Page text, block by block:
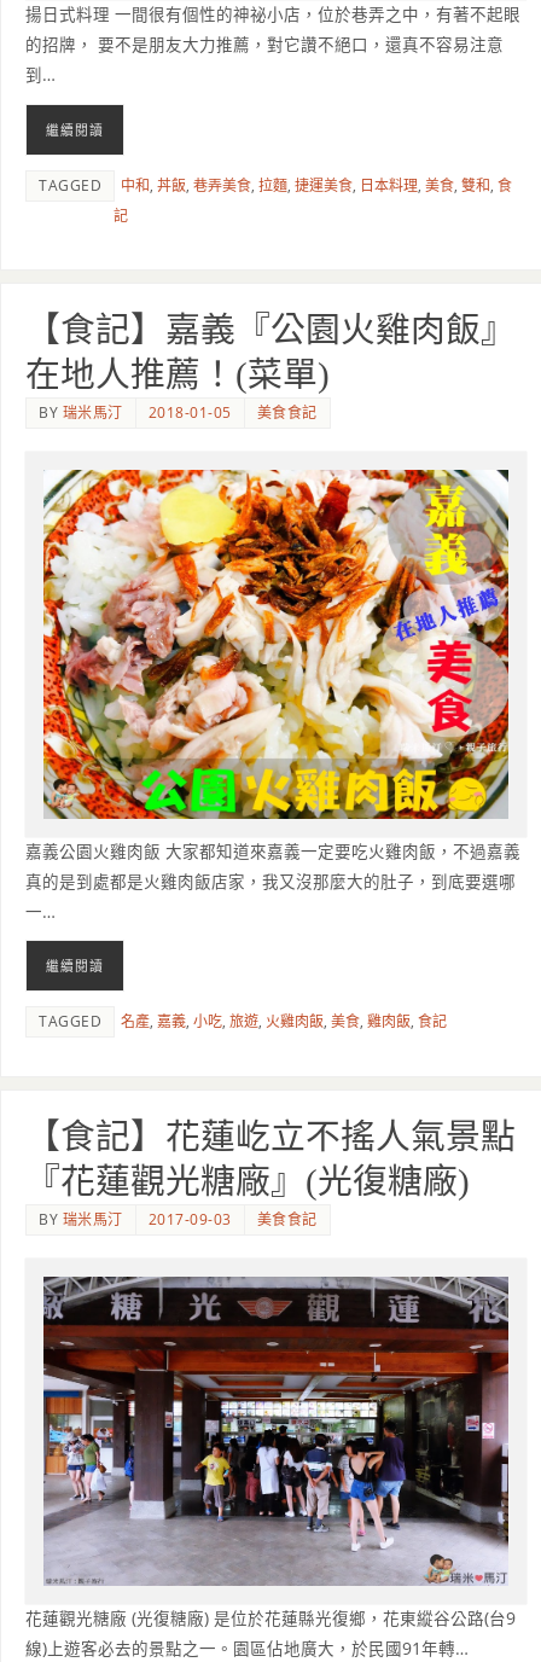
揚日式料理 一間很有個性的神祕小店，位於巷弄之中，有著不起眼
的招牌， 要不是朋友大力推薦，對它讚不絕口，還真不容易注意
到…
繼續閱讀
TAGGED 中和,丼飯,巷弄美食,拉麵,捷運美食, 日本料理,美食,雙和,食
記
【食記】嘉義『公園火雞肉飯』
在地人推薦！(菜單)
BY 瑞米馬汀 2018-01-05 美食食記
嘉義公園火雞肉飯 大家都知道來嘉義一定要吃火雞肉飯，不過嘉義
真的是到處都是火雞肉飯店家，我又沒那麼大的肚子，到底要選哪
一…
繼續閱讀
TAGGED 名產,嘉義,小吃,旅遊,火雞肉飯,美食,雞肉飯,食記
【食記】花蓮屹立不搖人氣景點
『花蓮觀光糖廠』(光復糖廠)
BY 瑞米馬汀 2017-09-03 美食食記
花蓮觀光糖廠 (光復糖廠) 是位於花蓮縣光復鄉，花東縱谷公路(台9
線)上遊客必去的景點之一。園區佔地廣大，於民國91年轉…